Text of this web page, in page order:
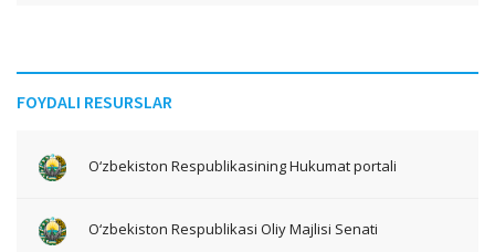
FOYDALI RESURSLAR
O‘zbekiston Respublikasining Hukumat portali
O‘zbekiston Respublikasi Oliy Majlisi Senati